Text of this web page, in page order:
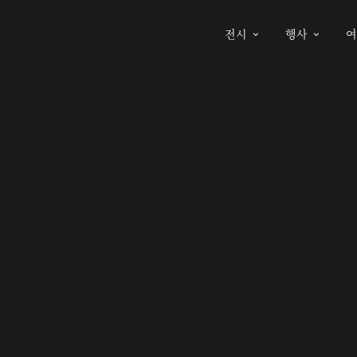
전시  행사 